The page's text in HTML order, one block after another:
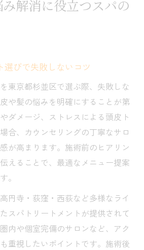
解消に役立つスパの
選びで失敗しないコツ
東京都杉並区で選ぶ際、失敗しな
や髪の悩みを明確にすることが第
ダメージ、ストレスによる頭皮ト
合、カウンセリングの丁寧なサロ
が高まります。施術前のヒアリン
えることで、最適なメニュー提案
。
円寺・荻窪・西荻など多様なライ
スパトリートメントが提供されて
内や個室完備のサロンなど、アク
重視したいポイントです。施術後